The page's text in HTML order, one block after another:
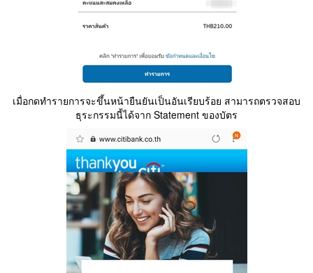
เมื่อกดทำรายการจะขึ้นหน้ายืนยันเป็นอันเรียบร้อย สามารถตรวจสอบ
ธุระกรรมนี้ได้จาก Statement ของบัตร